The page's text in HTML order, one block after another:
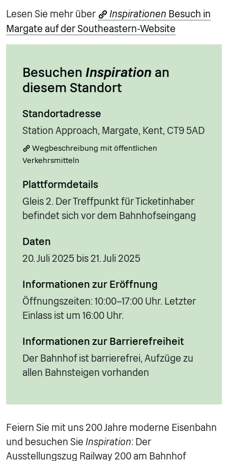
Lesen Sie mehr über
Inspirationen Besuch in
Margate auf der Southeastern-Website
Besuchen Inspiration an
diesem Standort
Standortadresse
Station Approach, Margate, Kent, CT9 5AD
Wegbeschreibung mit öffentlichen
Verkehrsmitteln
Plattformdetails
Gleis 2. Der Treffpunkt für Ticketinhaber
befindet sich vor dem Bahnhofseingang
Daten
20. Juli 2025 bis 21. Juli 2025
Informationen zur Eröffnung
Öffnungszeiten: 10:00–17:00 Uhr. Letzter
Einlass ist um 16:00 Uhr.
Informationen zur Barrierefreiheit
Der Bahnhof ist barrierefrei, Aufzüge zu
allen Bahnsteigen vorhanden
Feiern Sie mit uns 200 Jahre moderne Eisenbahn
und besuchen Sie Inspiration: Der
Ausstellungszug Railway 200 am Bahnhof